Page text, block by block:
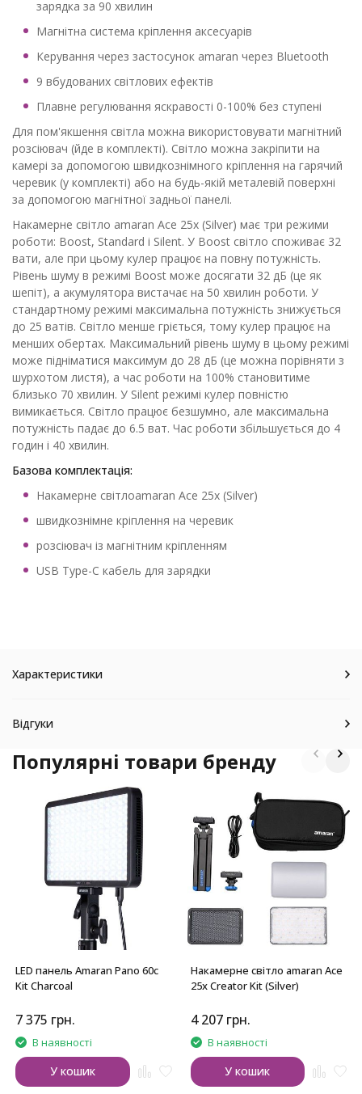
зарядка за 90 хвилин
Магнітна система кріплення аксесуарів
Керування через застосунок amaran через Bluetooth
9 вбудованих світлових ефектів
Плавне регулювання яскравості 0-100% без ступені
Для пом'якшення світла можна використовувати магнітний
розсіювач (йде в комплекті). Світло можна закріпити на
камері за допомогою швидкознімного кріплення на гарячий
черевик (у комплекті) або на будь-якій металевій поверхні
за допомогою магнітної задньої панелі.
Накамерне світло amaran Ace 25x (Silver) має три режими
роботи: Boost, Standard і Silent. У Boost світло споживає 32
вати, але при цьому кулер працює на повну потужність.
Рівень шуму в режимі Boost може досягати 32 дБ (це як
шепіт), а акумулятора вистачає на 50 хвилин роботи. У
стандартному режимі максимальна потужність знижується
до 25 ватів. Світло менше гріється, тому кулер працює на
менших обертах. Максимальний рівень шуму в цьому режимі
може підніматися максимум до 28 дБ (це можна порівняти з
шурхотом листя), а час роботи на 100% становитиме
близько 70 хвилин. У Silent режимі кулер повністю
вимикається. Світло працює безшумно, але максимальна
потужність падає до 6.5 ват. Час роботи збільшується до 4
годин і 40 хвилин.
Базова комплектація:
Накамерне світлоamaran Ace 25x (Silver)
швидкознімне кріплення на черевик
розсіювач із магнітним кріпленням
USB Type-C кабель для зарядки
Характеристики
Відгуки
Популярні товари бренду
LED панель Amaran Pano 60c
Kit Charcoal
7 375 грн.
В наявності
У кошик
Накамерне світло amaran Ace
25x Creator Kit (Silver)
4 207 грн.
В наявності
У кошик